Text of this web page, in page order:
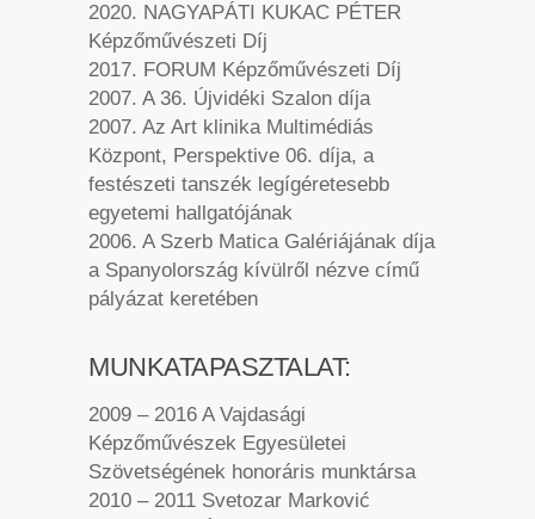
2020. NAGYAPÁTI KUKAC PÉTER
Képzőművészeti Díj
2017. FORUM Képzőművészeti Díj
2007. A 36. Újvidéki Szalon díja
2007. Az Art klinika Multimédiás
Központ, Perspektive 06. díja, a
festészeti tanszék legígéretesebb
egyetemi hallgatójának
2006. A Szerb Matica Galériájának díja
a Spanyolország kívülről nézve című
pályázat keretében
MUNKATAPASZTALAT:
2009 – 2016 A Vajdasági
Képzőművészek Egyesületei
Szövetségének honoráris munktársa
2010 – 2011 Svetozar Marković